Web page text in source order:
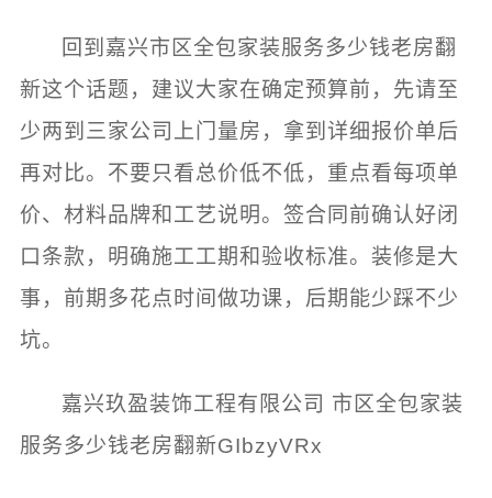
回到嘉兴市区全包家装服务多少钱老房翻
新这个话题，建议大家在确定预算前，先请至
少两到三家公司上门量房，拿到详细报价单后
再对比。不要只看总价低不低，重点看每项单
价、材料品牌和工艺说明。签合同前确认好闭
口条款，明确施工工期和验收标准。装修是大
事，前期多花点时间做功课，后期能少踩不少
坑。
嘉兴玖盈装饰工程有限公司 市区全包家装
服务多少钱老房翻新GIbzyVRx